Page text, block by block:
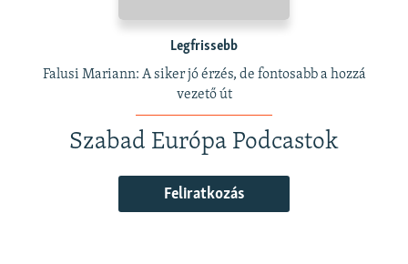
Legfrissebb
Falusi Mariann: A siker jó érzés, de fontosabb a hozzá
vezető út
Szabad Európa Podcastok
Feliratkozás